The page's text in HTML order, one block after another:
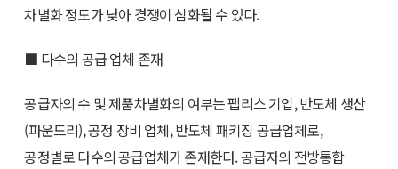
차별화 정도가 낮아 경쟁이 심화될 수 있다.
■ 다수의 공급 업체 존재
공급자의 수 및 제품차별화의 여부는 팹리스 기업, 반도체 생산
(파운드리), 공정 장비 업체, 반도체 패키징 공급업체로,
공정별로 다수의 공급업체가 존재한다. 공급자의 전방통합